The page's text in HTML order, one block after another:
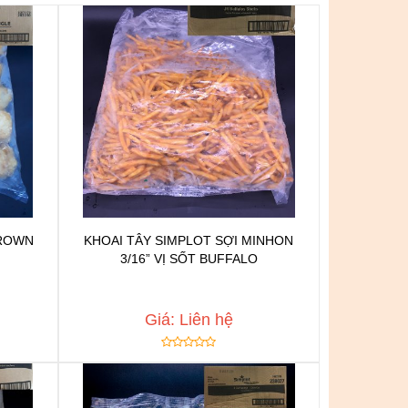
Chat để được tư vấn
KHOAI TÂY SIMPLOT SỢI MINHON
3/16” VỊ SỐT BUFFALO
Giá: Liên hệ